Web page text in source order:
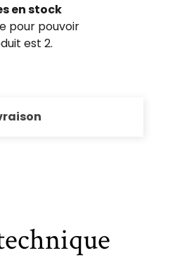
en stock
pour pouvoir
est 2.